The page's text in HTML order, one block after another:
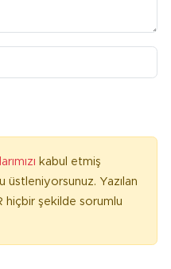
kabul etmiş
üstleniyorsunuz. Yazılan
hiçbir şekilde sorumlu